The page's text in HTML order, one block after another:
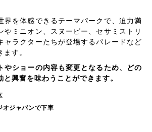
界を体感できるテーマパークで、迫力満
やミニオン、スヌーピー、セサミストリ
ャラクターたちが登場するパレードなど
す。
やショーの内容も変更となるため、どの
と興奮を味わうことができます。
オジャパンで下車